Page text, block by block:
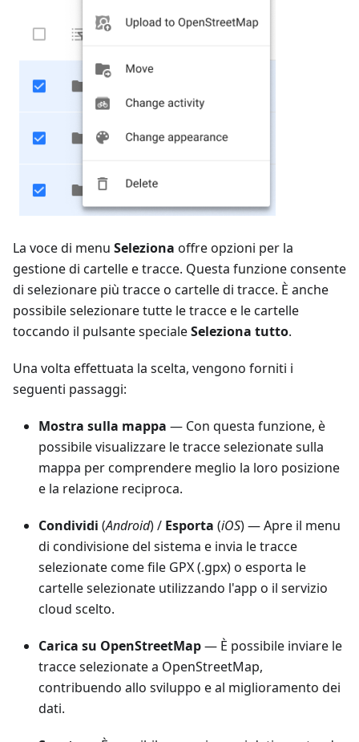
La voce di menu Seleziona offre opzioni per la
gestione di cartelle e tracce. Questa funzione consente
di selezionare più tracce o cartelle di tracce. È anche
possibile selezionare tutte le tracce e le cartelle
toccando il pulsante specialeSeleziona tutto.
Una volta effettuata la scelta, vengono forniti i
seguenti passaggi:
Mostra sulla mappa — Con questa funzione, è
possibile visualizzare le tracce selezionate sulla
mappa per comprendere meglio la loro posizione
e la relazione reciproca.
Condividi (Android) / Esporta (iOS) — Apre il menu
di condivisione del sistema e invia le tracce
selezionate come file GPX (.gpx) o esporta le
cartelle selezionate utilizzando l'app o il servizio
cloud scelto.
Carica su OpenStreetMap— È possibile inviare le
tracce selezionate a OpenStreetMap,
contribuendo allo sviluppo e al miglioramento dei
dati.